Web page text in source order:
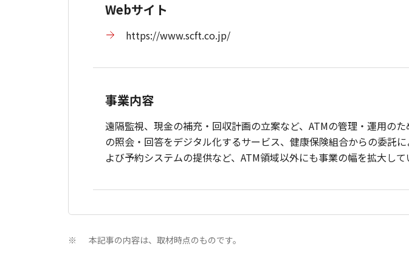
Webサイト
https://www.scft.co.jp/
事業内容
遠隔監視、現金の補充・回収計画の立案など、ATMの管理・運用の
の照会・回答をデジタル化するサービス、健康保険組合からの委託
よび予約システムの提供など、ATM領域以外にも事業の幅を拡大して
※ 本記事の内容は、取材時点のものです。